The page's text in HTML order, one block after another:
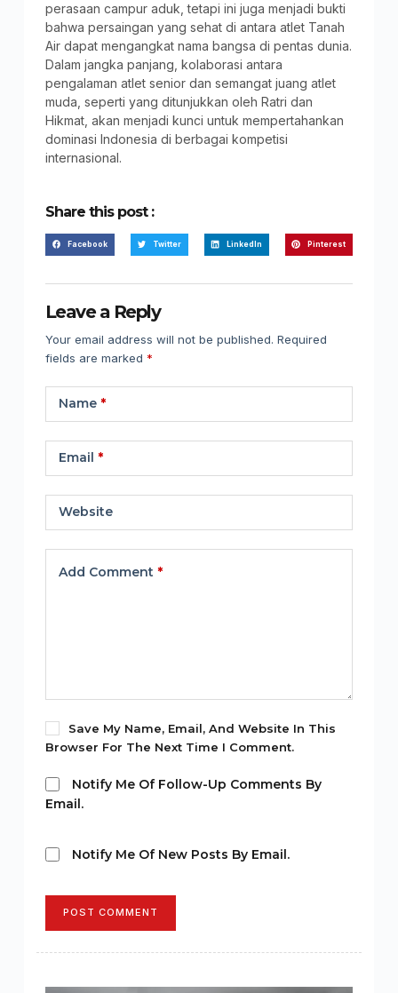
perasaan campur aduk, tetapi ini juga menjadi bukti
bahwa persaingan yang sehat di antara atlet Tanah
Air dapat mengangkat nama bangsa di pentas dunia.
Dalam jangka panjang, kolaborasi antara
pengalaman atlet senior dan semangat juang atlet
muda, seperti yang ditunjukkan oleh Ratri dan
Hikmat, akan menjadi kunci untuk mempertahankan
dominasi Indonesia di berbagai kompetisi
internasional.
Share this post :
Facebook Twitter LinkedIn Pinterest
Leave a Reply
Your email address will not be published. Required
fields are marked *
Name*
Email *
Website
Add Comment *
Save My Name, Email, And Website In This
Browser For The Next Time I Comment.
Notify Me Of Follow-Up Comments By
Email.
Notify Me Of New Posts By Email.
POST COMMENT